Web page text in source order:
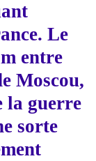
Le
entre
Moscou,
la guerre
sorte